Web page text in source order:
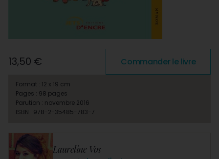
Laureline Vos
13,50 € Commander le livre
Format : 12 x 19 cm
Pages : 98 pages
Parution : novembre 2016
ISBN : 978-2-35485-783-7